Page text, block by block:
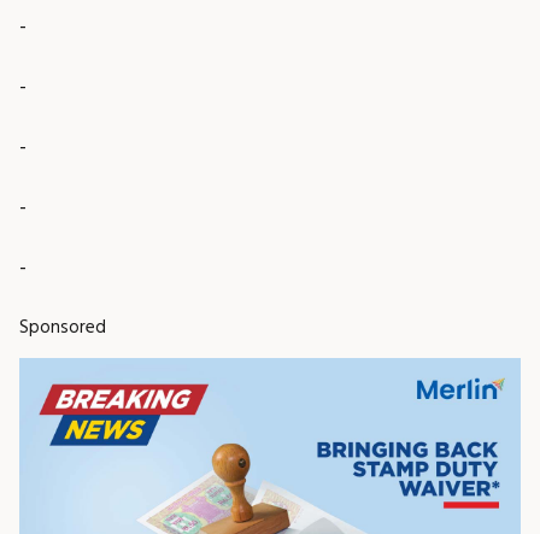
-
-
-
-
-
Sponsored